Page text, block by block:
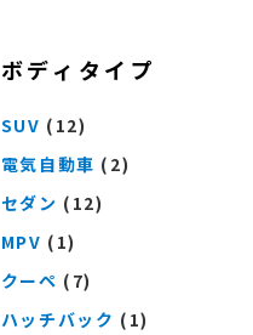
ボディタイプ
SUV (12)
電気自動車 (2)
セダン (12)
MPV (1)
クーペ (7)
ハッチバック (1)